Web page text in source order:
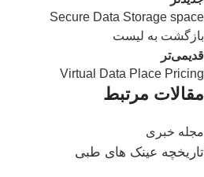
Secure Data Storage space
بازگشت به لیست
قدیمی‌تر
Virtual Data Place Pricing
مقالات مرتبط
مجله خبری
تاریخچه عینک های طبی